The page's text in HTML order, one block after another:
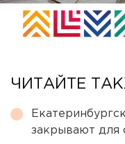
ЧИТАЙТЕ
закрывают для